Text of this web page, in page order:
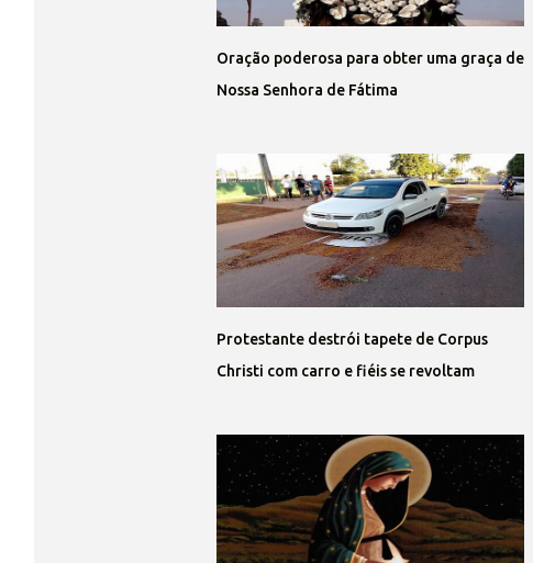
Oração poderosa para obter uma graça de
Nossa Senhora de Fátima
Protestante destrói tapete de Corpus
Christi com carro e fiéis se revoltam